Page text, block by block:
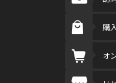
購
オ